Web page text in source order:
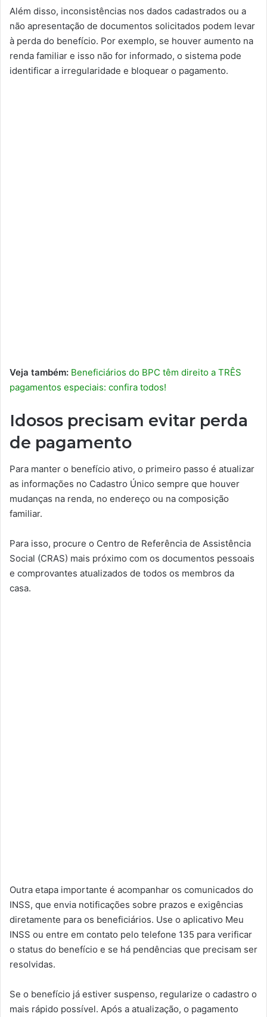
Além disso, inconsistências nos dados cadastrados ou a
não apresentação de documentos solicitados podem levar
à perda do benefício. Por exemplo, se houver aumento na
renda familiar e isso não for informado, o sistema pode
identificar a irregularidade e bloquear o pagamento.
Veja também: Beneficiários do BPC têm direito a TRÊS
pagamentos especiais: confira todos!
Idosos precisam evitar perda
de pagamento
Para manter o benefício ativo, o primeiro passo é atualizar
as informações no Cadastro Único sempre que houver
mudanças na renda, no endereço ou na composição
familiar.
Para isso, procure o Centro de Referência de Assistência
Social (CRAS) mais próximo com os documentos pessoais
e comprovantes atualizados de todos os membros da
casa.
Outra etapa importante é acompanhar os comunicados do
INSS, que envia notificações sobre prazos e exigências
diretamente para os beneficiários. Use o aplicativo Meu
INSS ou entre em contato pelo telefone 135 para verificar
o status do benefício e se há pendências que precisam ser
resolvidas.
Se o benefício já estiver suspenso, regularize o cadastro o
mais rápido possível. Após a atualização, o pagamento